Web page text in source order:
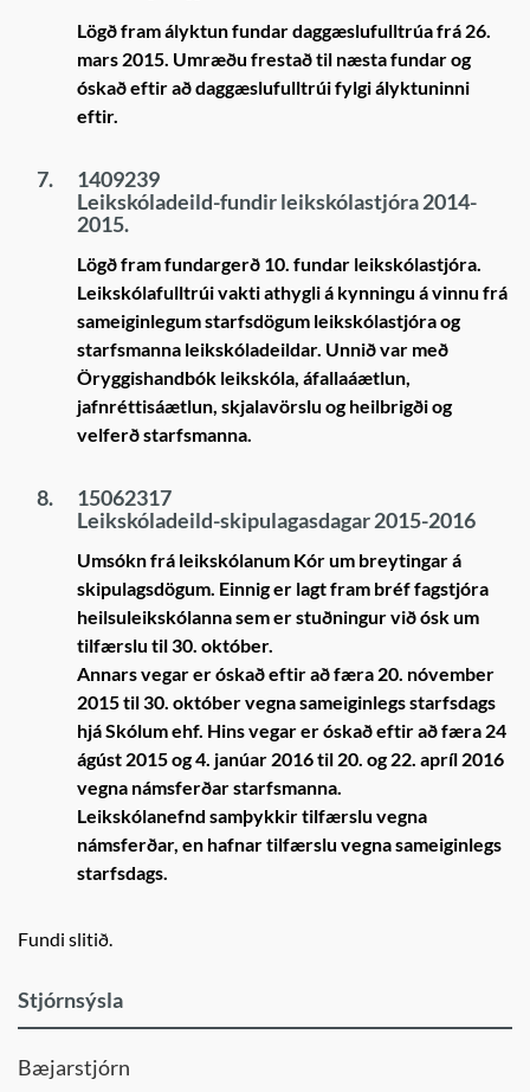
Lögð fram ályktun fundar daggæslufulltrúa frá 26.
mars 2015. Umræðu frestað til næsta fundar og
óskað eftir að daggæslufulltrúi fylgi ályktuninni
eftir.
7.
1409239
Leikskóladeild-fundir leikskólastjóra 2014-
2015.
Lögð fram fundargerð 10. fundar leikskólastjóra.
Leikskólafulltrúi vakti athygli á kynningu á vinnu frá
sameiginlegum starfsdögum leikskólastjóra og
starfsmanna leikskóladeildar. Unnið var með
Öryggishandbók leikskóla, áfallaáætlun,
jafnréttisáætlun, skjalavörslu og heilbrigði og
velferð starfsmanna.
8.
15062317
Leikskóladeild-skipulagasdagar 2015-2016
Umsókn frá leikskólanum Kór um breytingar á
skipulagsdögum. Einnig er lagt fram bréf fagstjóra
heilsuleikskólanna sem er stuðningur við ósk um
tilfærslu til 30. október.
Annars vegar er óskað eftir að færa 20. nóvember
2015 til 30. október vegna sameiginlegs starfsdags
hjá Skólum ehf. Hins vegar er óskað eftir að færa 24
ágúst 2015 og 4. janúar 2016 til 20. og 22. apríl 2016
vegna námsferðar starfsmanna.
Leikskólanefnd samþykkir tilfærslu vegna
námsferðar, en hafnar tilfærslu vegna sameiginlegs
starfsdags.
Fundi slitið.
Stjórnsýsla
Bæjarstjórn